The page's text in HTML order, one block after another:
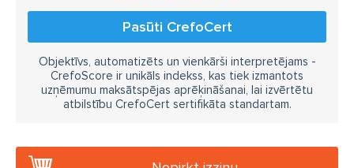
Pasūti CrefoCert
Objektīvs, automatizēts un vienkārši interpretējams -
CrefoScore ir unikāls indekss, kas tiek izmantots
uzņēmumu maksātspējas aprēķināšanai, lai izvērtētu
atbilstību CrefoCert sertifikāta standartam.